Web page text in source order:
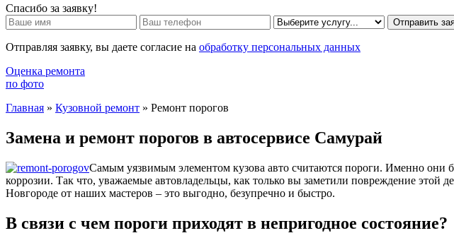
Спасибо за заявку!
Отправить
Отправляя заявку, вы даете согласие на обработку персональных данных
Оценка ремонта
по фото
Главная » Кузовной ремонт » Ремонт порогов
Замена и ремонт порогов в автосервисе Самурай
Самым уязвимым элементом кузова авто считаются пороги. Именно они
коррозии. Так что, уважаемые автовладельцы, как только вы заметили повреждение этой
Новгороде от наших мастеров – это выгодно, безупречно и быстро.
В связи с чем пороги приходят в непригодное состояние?